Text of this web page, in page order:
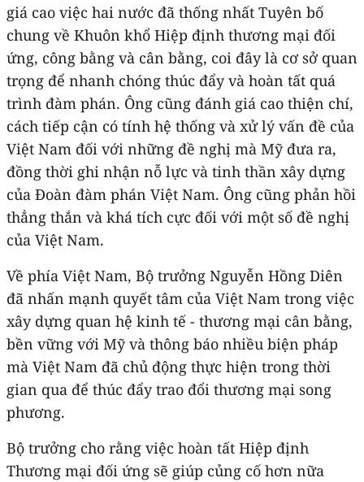
giá cao việc hai nước đã thống nhất Tuyên bố
chung về Khuôn khổ Hiệp định thương mại đối
ứng, công bằng và cân bằng, coi đây là cơ sở quan
trọng để nhanh chóng thúc đẩy và hoàn tất quá
trình đàm phán. Ông cũng đánh giá cao thiện chí,
cách tiếp cận có tính hệ thống và xử lý vấn đề của
Việt Nam đối với những đề nghị mà Mỹ đưa ra,
đồng thời ghi nhận nỗ lực và tinh thần xây dựng
của Đoàn đàm phán Việt Nam. Ông cũng phản hồi
thẳng thắn và khá tích cực đối với một số đề nghị
của Việt Nam.
Về phía Việt Nam, Bộ trưởng Nguyễn Hồng Diên
đã nhấn mạnh quyết tâm của Việt Nam trong việc
xây dựng quan hệ kinh tế - thương mại cân bằng,
bền vững với Mỹ và thông báo nhiều biện pháp
mà Việt Nam đã chủ động thực hiện trong thời
gian qua để thúc đẩy trao đổi thương mại song
phương.
Bộ trưởng cho rằng việc hoàn tất Hiệp định
Thương mại đối ứng sẽ giúp củng cố hơn nữa